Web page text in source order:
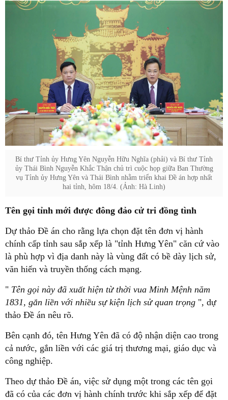
Bí thư Tỉnh ủy Hưng Yên Nguyễn Hữu Nghĩa (phải) và Bí thư Tỉnh
ủy Thái Bình Nguyễn Khắc Thận chủ trì cuộc họp giữa Ban Thường
vụ Tỉnh ủy Hưng Yên và Thái Bình nhằm triển khai Đề án hợp nhất
hai tỉnh, hôm 18/4. (Ảnh: Hà Linh)
Tên gọi tỉnh mới được đông đảo cử tri đồng tình
Dự thảo Đề án cho rằng lựa chọn đặt tên đơn vị hành
chính cấp tỉnh sau sắp xếp là "tỉnh Hưng Yên" căn cứ vào
là phù hợp vì địa danh này là vùng đất có bề dày lịch sử,
văn hiến và truyền thống cách mạng.
" Tên gọi này đã xuất hiện từ thời vua Minh Mệnh năm
1831, gắn liền với nhiều sự kiện lịch sử quan trọng ", dự
thảo Đề án nêu rõ.
Bên cạnh đó, tên Hưng Yên đã có độ nhận diện cao trong
cả nước, gắn liền với các giá trị thương mại, giáo dục và
công nghiệp.
Theo dự thảo Đề án, việc sử dụng một trong các tên gọi
đã có của các đơn vị hành chính trước khi sắp xếp để đặt